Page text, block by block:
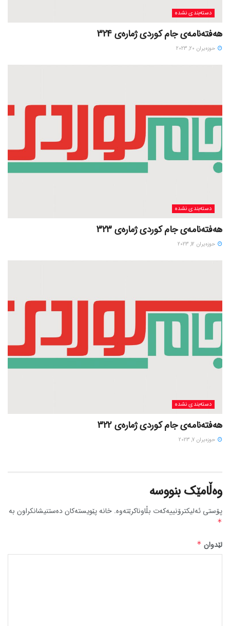
دسته‌بندی نشده
هەفتەنامەی جام کوردی ژمارەی 324
حوزه‌یران 20, 2023
دسته‌بندی نشده
هەفتەنامەی جام کوردی ژمارەی 323
حوزه‌یران 12, 2023
دسته‌بندی نشده
هەفتەنامەی جام کوردی ژمارەی 322
حوزه‌یران 7, 2023
وەڵامێک بنووسە
پۆستی ئەلیکترۆنییەکەت بڵاوناکرێتەوە. خانە پێویستەکان دەستنیشانکراون بە
*
لێدوان *